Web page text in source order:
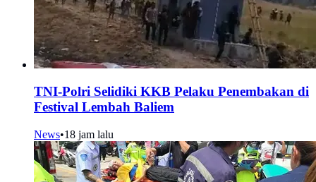
TNI-Polri Selidiki KKB Pelaku Penembakan di
Festival Lembah Baliem
News•18 jam lalu